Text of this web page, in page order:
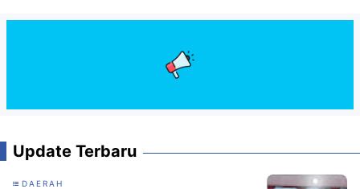
Update Terbaru
DAERAH